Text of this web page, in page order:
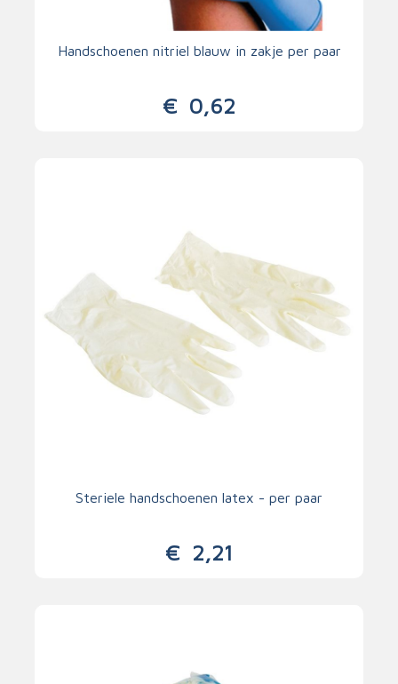
Handschoenen nitriel blauw in zakje per paar
€ 0,62
Steriele handschoenen latex - per paar
€ 2,21